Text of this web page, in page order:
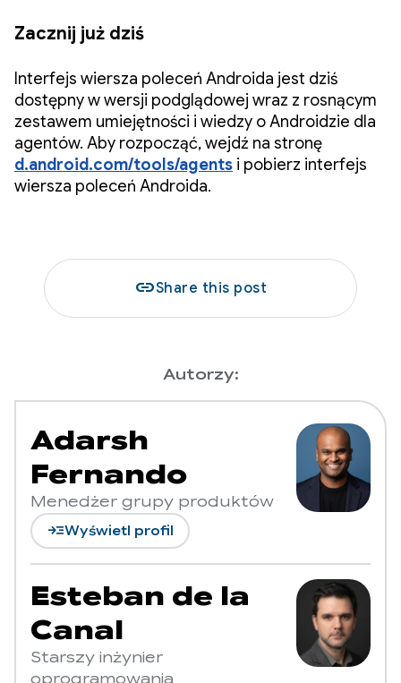
Zacznij już dziś
Interfejs wiersza poleceń Androida jest dziś
dostępny w wersji podglądowej wraz z rosnącym
zestawem umiejętności i wiedzy o Androidzie dla
agentów. Aby rozpocząć, wejdź na stronę
d.android.com/tools/agents i pobierz interfejs
wiersza poleceń Androida.
linkShare this post
Autorzy:
Adarsh
Fernando
Menedżer grupy produktów
read_moreWyświetl profil
Esteban de la
Canal
Starszy inżynier
oprogramowania